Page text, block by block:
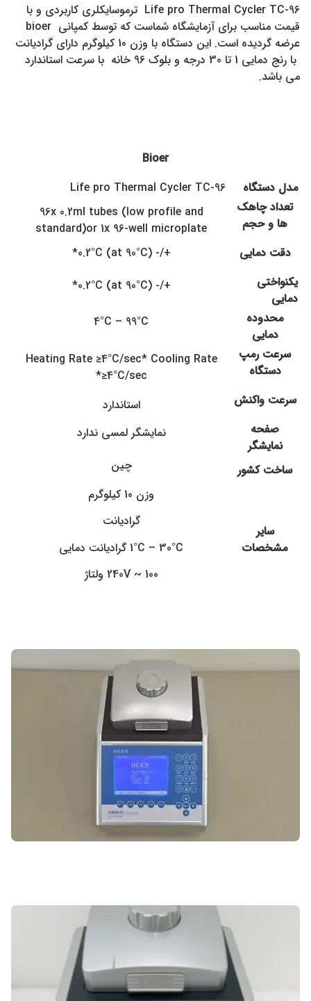
Life pro Thermal Cycler TC-96 ترموسایکلری کاربردی و با
قیمت مناسب برای آزمایشگاه شماست که توسط کمپانی bioer
عرضه گردیده است. این دستگاه با وزن 10 کیلوگرم دارای گرادیانت
با رنج دمایی 1 تا 30 درجه و بلوک 96 خانه با سرعت استاندارد
می باشد.
Bioer
مدل دستگاه
تعداد چاهک
ها و حجم
96x 0.2ml tubes (low profile and
standard)or 1x 96-well microplate
دقت دمایی
+/- 0.2°C (at 90°C)*
یکنواختی
دمایی
+/- 0.2°C (at 90°C)*
محدوده
دمایی
4°C – 99°C
سرعت رمپ
دستگاه
Heating Rate ≥4°C/sec* Cooling Rate
≥4°C/sec*
سرعت واکنش
استاندارد
صفحه
نمایشگر
نمایشگر لمسی ندارد
ساخت کشور چین
سایر
مشخصات
وزن 10 کیلوگرم
گرادیانت
1°C – 30°C گرادیانت دمایی
100 ~ 240V ولتاژ